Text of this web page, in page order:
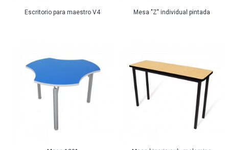
Escritorio para maestro V4 Mesa "Z" individual pintada